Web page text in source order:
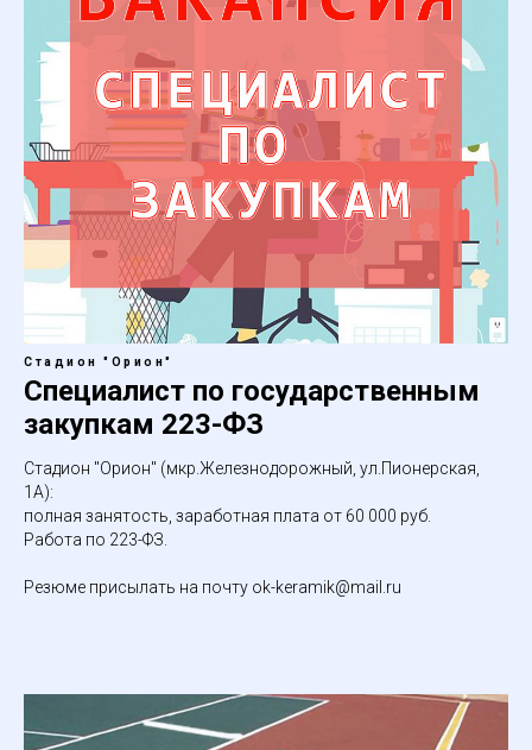
Стадион "Орион"
Специалист по государственным
закупкам 223-ФЗ
Стадион "Орион" (мкр.Железнодорожный, ул.Пионерская,
1А):
полная занятость, заработная плата от 60 000 руб.
Работа по 223-ФЗ.
Резюме присылать на почту ok-keramik@mail.ru